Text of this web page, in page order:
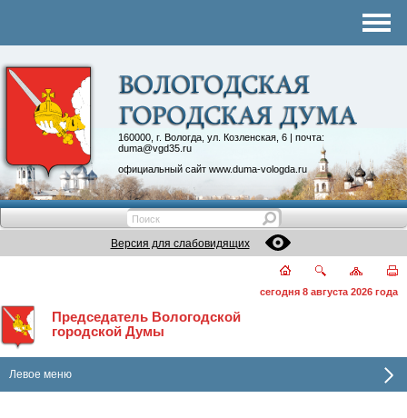
160000, г. Вологда, ул. Козленская, 6 | почта:
duma@vgd35.ru
официальный сайт www.duma-vologda.ru
Контакты
Депутатские объединения
Версия для слабовидящих
сегодня 8 августа 2026 года
Председатель Вологодской
городской Думы
Левое меню